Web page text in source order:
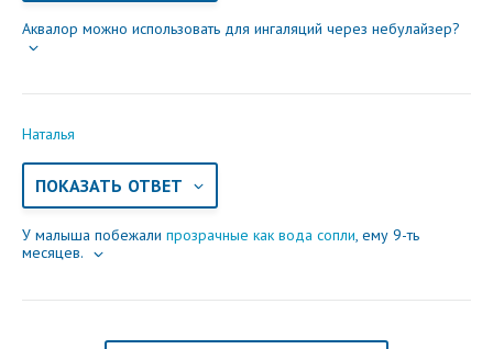
Аквалор можно использовать для ингаляций через небулайзер?
Наталья
ПОКАЗАТЬ ОТВЕТ
У малыша побежали прозрачные как вода сопли, ему 9-ть
месяцев.